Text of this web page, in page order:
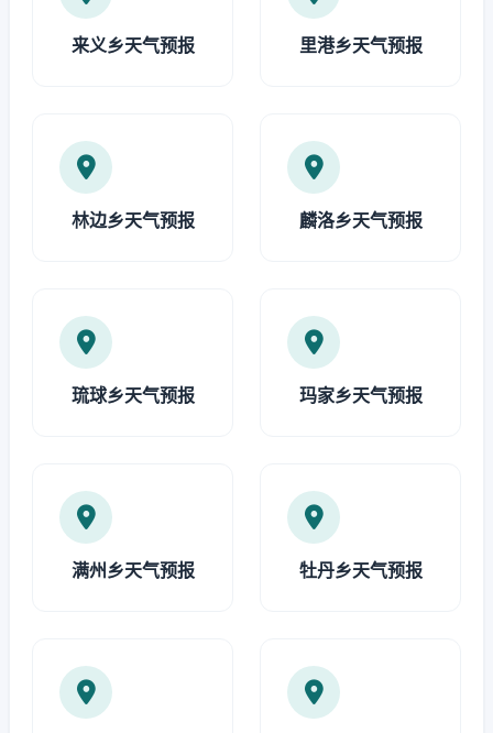
来义乡天气预报 里港乡天气预报
林边乡天气预报 麟洛乡天气预报
琉球乡天气预报 玛家乡天气预报
满州乡天气预报 牡丹乡天气预报